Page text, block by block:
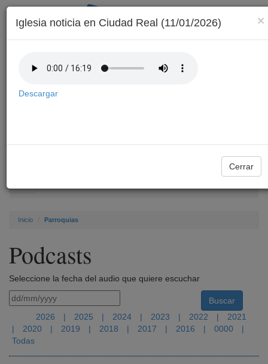
navigation
Inicio Parroquias
Podcasts
Seleccione la fecha del audio que quiere escuchar
2026 | 2025 | 2024 | 2023 | 2022 |
2021
|
2020 | 2019 | 2018 | 2017 | 2016 | 0000
|
Todas
×
Iglesia noticia en Ciudad Real (11/01/2026)
Descargar
Cerrar